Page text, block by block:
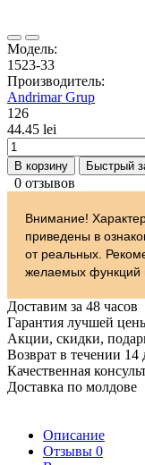
Модель:
1523-33
Производитель:
Andrimar Grup
126
44.45 lei
В корзину Быстрый
0 отзывов
Внимание!
приведены в
от реальных.
желаемых функций
Доставим за 48 часов
Гарантия лучшей
Акции, скидки,
Возврат в течении 14
Качественная
Доставка по молдове
Описание
Отзывы 0